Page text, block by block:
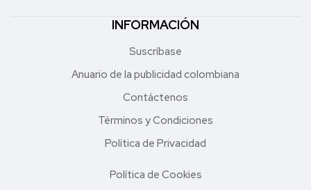
INFORMACIÓN
Suscríbase
Anuario de la publicidad colombiana
Contáctenos
Términos y Condiciones
Política de Privacidad
Política de Cookies